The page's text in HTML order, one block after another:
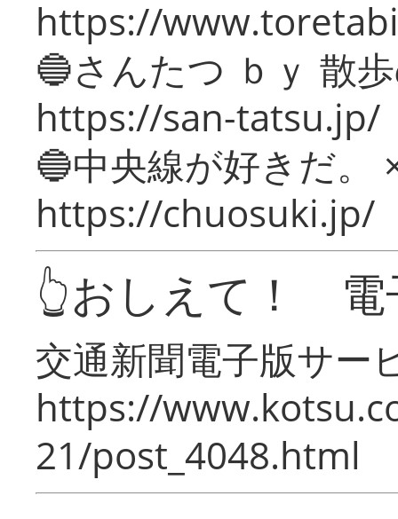
https://
🔵さんたつ ｂｙ 散
https://san-tatsu.jp/
🔵中央線が好きだ。
https://chuosuki.jp/
👆おしえて！ 電
交通新聞電子版サー
https://
21/post_4048.html